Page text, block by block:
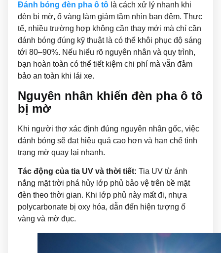
Đánh bóng đèn pha ô tô là cách xử lý nhanh khi
đèn bị mờ, ố vàng làm giảm tầm nhìn ban đêm. Thực
tế, nhiều trường hợp không cần thay mới mà chỉ cần
đánh bóng đúng kỹ thuật là có thể khôi phục độ sáng
tới 80–90%. Nếu hiểu rõ nguyên nhân và quy trình,
bạn hoàn toàn có thể tiết kiệm chi phí mà vẫn đảm
bảo an toàn khi lái xe.
Nguyên nhân khiến đèn pha ô tô
bị mờ
Khi người thợ xác định đúng nguyên nhân gốc, việc
đánh bóng sẽ đạt hiệu quả cao hơn và hạn chế tình
trạng mờ quay lại nhanh.
Tác động của tia UV và thời tiết: Tia UV từ ánh
nắng mặt trời phá hủy lớp phủ bảo vệ trên bề mặt
đèn theo thời gian. Khi lớp phủ này mất đi, nhựa
polycarbonate bị oxy hóa, dẫn đến hiện tượng ố
vàng và mờ đục.